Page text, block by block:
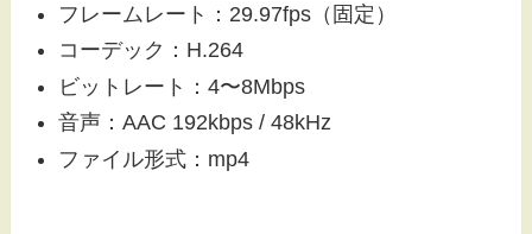
フレームレート：29.97fps（固定）
コーデック：H.264
ビットレート：4〜8Mbps
音声：AAC 192kbps / 48kHz
ファイル形式：mp4